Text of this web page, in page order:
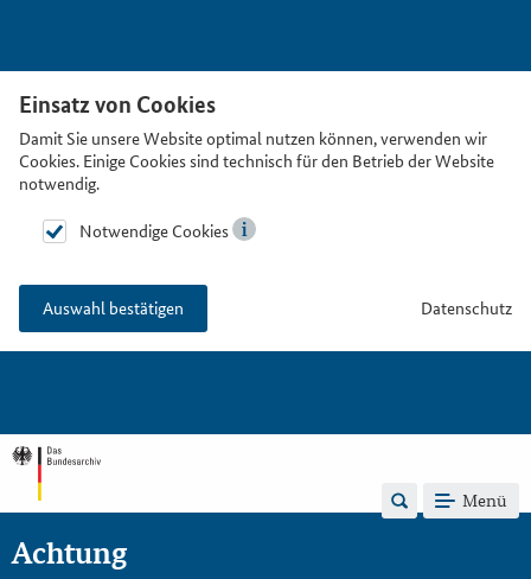
Einsatz von Cookies
Damit Sie unsere Website optimal nutzen können, verwenden wir
Cookies. Einige Cookies sind technisch für den Betrieb der Website
notwendig.
Notwendige Cookies
Auswahl bestätigen Datenschutz
Menü
Achtung